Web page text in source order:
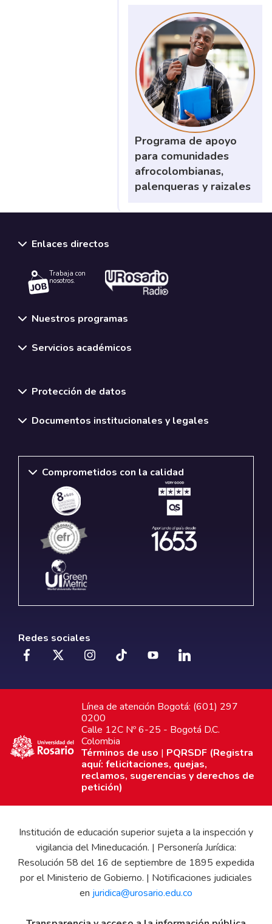
Programa de apoyo
para comunidades
afrocolombianas,
palenqueras y raizales
Enlaces directos
Trabaja con
nosotros.
Nuestros programas
Servicios académicos
Protección de datos
Documentos institucionales y legales
Comprometidos con la calidad
Redes sociales
Línea de atención Bogotá: (601) 297
0200
Calle 12C Nº 6-25 - Bogotá D.C.
Colombia
Términos de uso | PQRSDF (Registra
aquí: felicitaciones, quejas,
reclamos, sugerencias y derechos de
petición)
Institución de educación superior sujeta a la inspección y
vigilancia del Mineducación. | Personería Jurídica:
Resolución 58 del 16 de septiembre de 1895 expedida
por el Ministerio de Gobierno. | Notificaciones judiciales
en juridica@urosario.edu.co